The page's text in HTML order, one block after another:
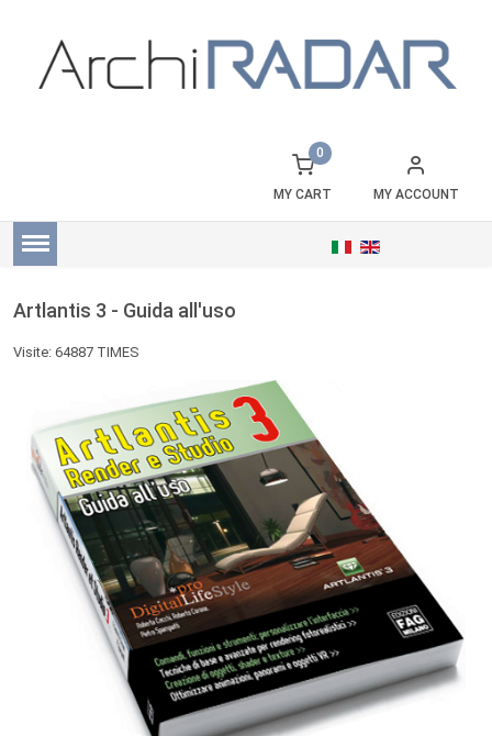
MY ACCOUNT
MY CART
0
Artlantis 3 - Guida all'uso
Visite: 64887 TIMES